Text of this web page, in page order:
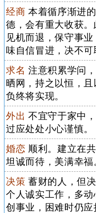
经商 本着循序渐进
德，会有重大收获
见机而退，保守事
味自信冒进，决不可
求名 注意积累学问
晒网，持之以恒，
负终将实现。
外出 不宜守于家中
过应处处小心谨慎。
婚恋 顺利。建立在
坦诚而待，美满幸福
决策 蓄财的人，但
个人诚实工作，多
创事业，困难时仍